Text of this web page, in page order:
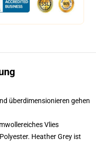
überdimensionieren gehen
Vlies
Heather Grey ist